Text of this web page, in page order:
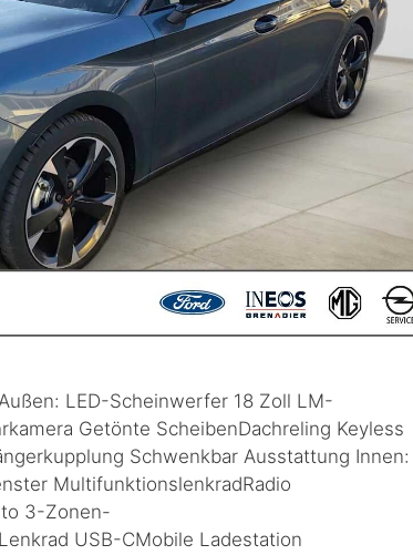
LED-Scheinwerfer 18 Zoll LM-
Getönte ScheibenDachreling Keyless
Schwenkbar Ausstattung Innen:
MultifunktionslenkradRadio
3-Zonen-
USB-CMobile Ladestation